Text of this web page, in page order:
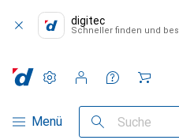
digitec
Schneller finden und
Navigation nach Kategorien
Menü Suche
Einstellungen
Kundenkonto
Vergleichslisten
Merklisten
Warenkorb